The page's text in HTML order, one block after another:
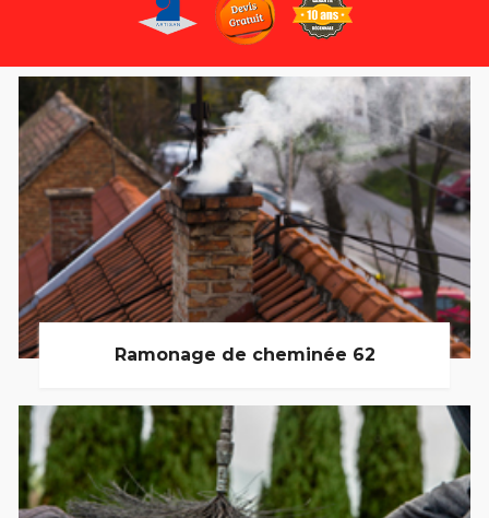
Ramonage de cheminée 62